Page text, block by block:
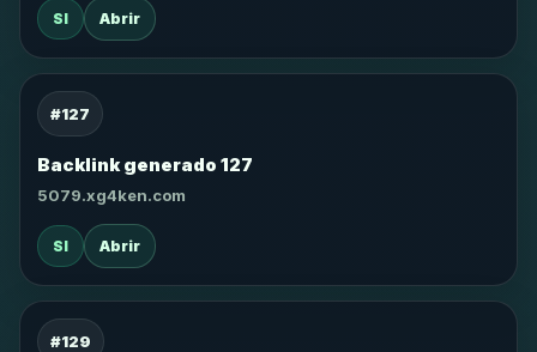
SI Abrir
#127
Backlink generado 127
5079.xg4ken.com
SI Abrir
#129